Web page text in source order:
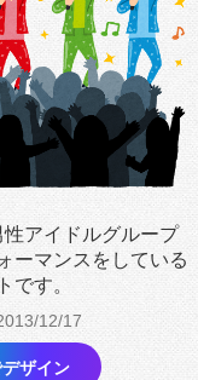
アイドルグループ
ーマンスをしている
です。
12/17
ザイン